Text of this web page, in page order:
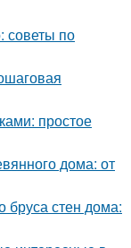
советы по
простое
дома: от
бруса стен дома: